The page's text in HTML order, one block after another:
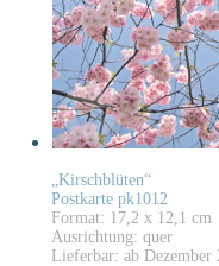
„Kirschblüten“
Postkarte pk1012
Format: 17,2 x 12,1 cm
Ausrichtung: quer
Lieferbar: ab Dezember